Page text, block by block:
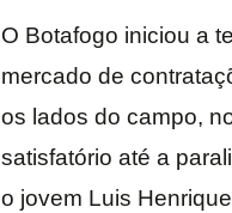
O Botafogo iniciou a
mercado de
os lados do campo,
satisfatório até a
o jovem Luis